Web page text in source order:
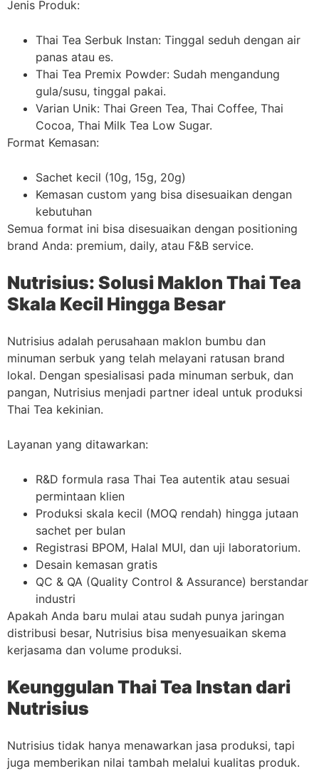
Jenis Produk:
Thai Tea Serbuk Instan: Tinggal seduh dengan air
panas atau es.
Thai Tea Premix Powder: Sudah mengandung
gula/susu, tinggal pakai.
Varian Unik: Thai Green Tea, Thai Coffee, Thai
Cocoa, Thai Milk Tea Low Sugar.
Format Kemasan:
Sachet kecil (10g, 15g, 20g)
Kemasan custom yang bisa disesuaikan dengan
kebutuhan
Semua format ini bisa disesuaikan dengan positioning
brand Anda: premium, daily, atau F&B service.
Nutrisius: Solusi Maklon Thai Tea
Skala Kecil Hingga Besar
Nutrisius adalah perusahaan maklon bumbu dan
minuman serbuk yang telah melayani ratusan brand
lokal. Dengan spesialisasi pada minuman serbuk, dan
pangan, Nutrisius menjadi partner ideal untuk produksi
Thai Tea kekinian.
Layanan yang ditawarkan:
R&D formula rasa Thai Tea autentik atau sesuai
permintaan klien
Produksi skala kecil (MOQ rendah) hingga jutaan
sachet per bulan
Registrasi BPOM, Halal MUI, dan uji laboratorium.
Desain kemasan gratis
QC & QA (Quality Control & Assurance) berstandar
industri
Apakah Anda baru mulai atau sudah punya jaringan
distribusi besar, Nutrisius bisa menyesuaikan skema
kerjasama dan volume produksi.
Keunggulan Thai Tea Instan dari
Nutrisius
Nutrisius tidak hanya menawarkan jasa produksi, tapi
juga memberikan nilai tambah melalui kualitas produk.